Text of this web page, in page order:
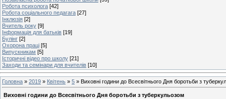
Робота психолога [42]
Робота соціального педагага [27]
Інклюзія [2]
Вчитель року [9]
Інформація для батьків [19]
Булінг [2]
Охорона праці [5]
Випускникам [5]
Історичні відео про школу [21]
Заходи та семінари для вчителів [10]
Головна » 2019 » Квітень » 5 » Виховні години до Всесвітнього Дня боротьби з
Виховні години до Всесвітнього Дня боротьби з туберкульозом